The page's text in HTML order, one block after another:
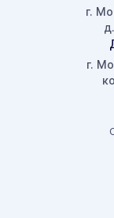
г.
г.